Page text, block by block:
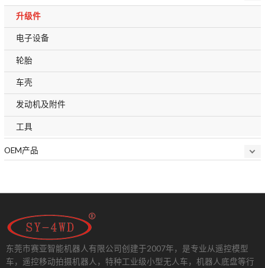
升级件
电子设备
轮胎
车壳
发动机及附件
工具
OEM产品
东莞市赛亚智能机器人有限公司创建于2007年，是专业从遥控模型
车，遥控移动拍摄机器人，特种工业级小型无人车，机器人底盘等行